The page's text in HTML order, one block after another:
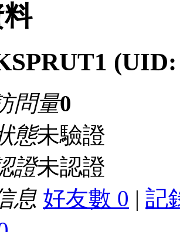
(UID:
問量0
態未驗證
證未認證
息 好友數 0 | 記